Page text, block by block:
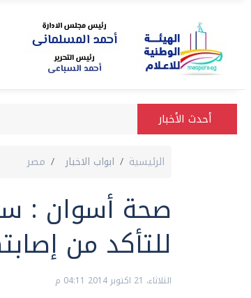
أحدث الأخبار
الرئيسية ابواب الاخبار مصر
صحة أسوان :
للتأكد من
الثلاثاء، 21 اكتوبر 2014 04:11 م